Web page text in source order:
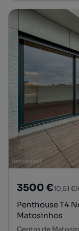
3500 €10,51 €/
Penthouse T4
Matosinhos